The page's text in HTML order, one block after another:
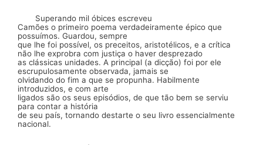
Superando mil óbices escreveu
Camões o primeiro poema verdadeiramente épico que
possuímos. Guardou, sempre
que lhe foi possível, os preceitos, aristotélicos, e a crítica
não lhe exprobra com justiça o haver desprezado
as clássicas unidades. A principal (a dicção) foi por ele
escrupulosamente obser­vada, jamais se
olvidando do fim a que se propunha. Habil­mente
introduzidos, e com arte
ligados são os seus episódios, de que tão bem se serviu
para contar a história
de seu país, tornando destarte o seu livro essencialmente
nacional.